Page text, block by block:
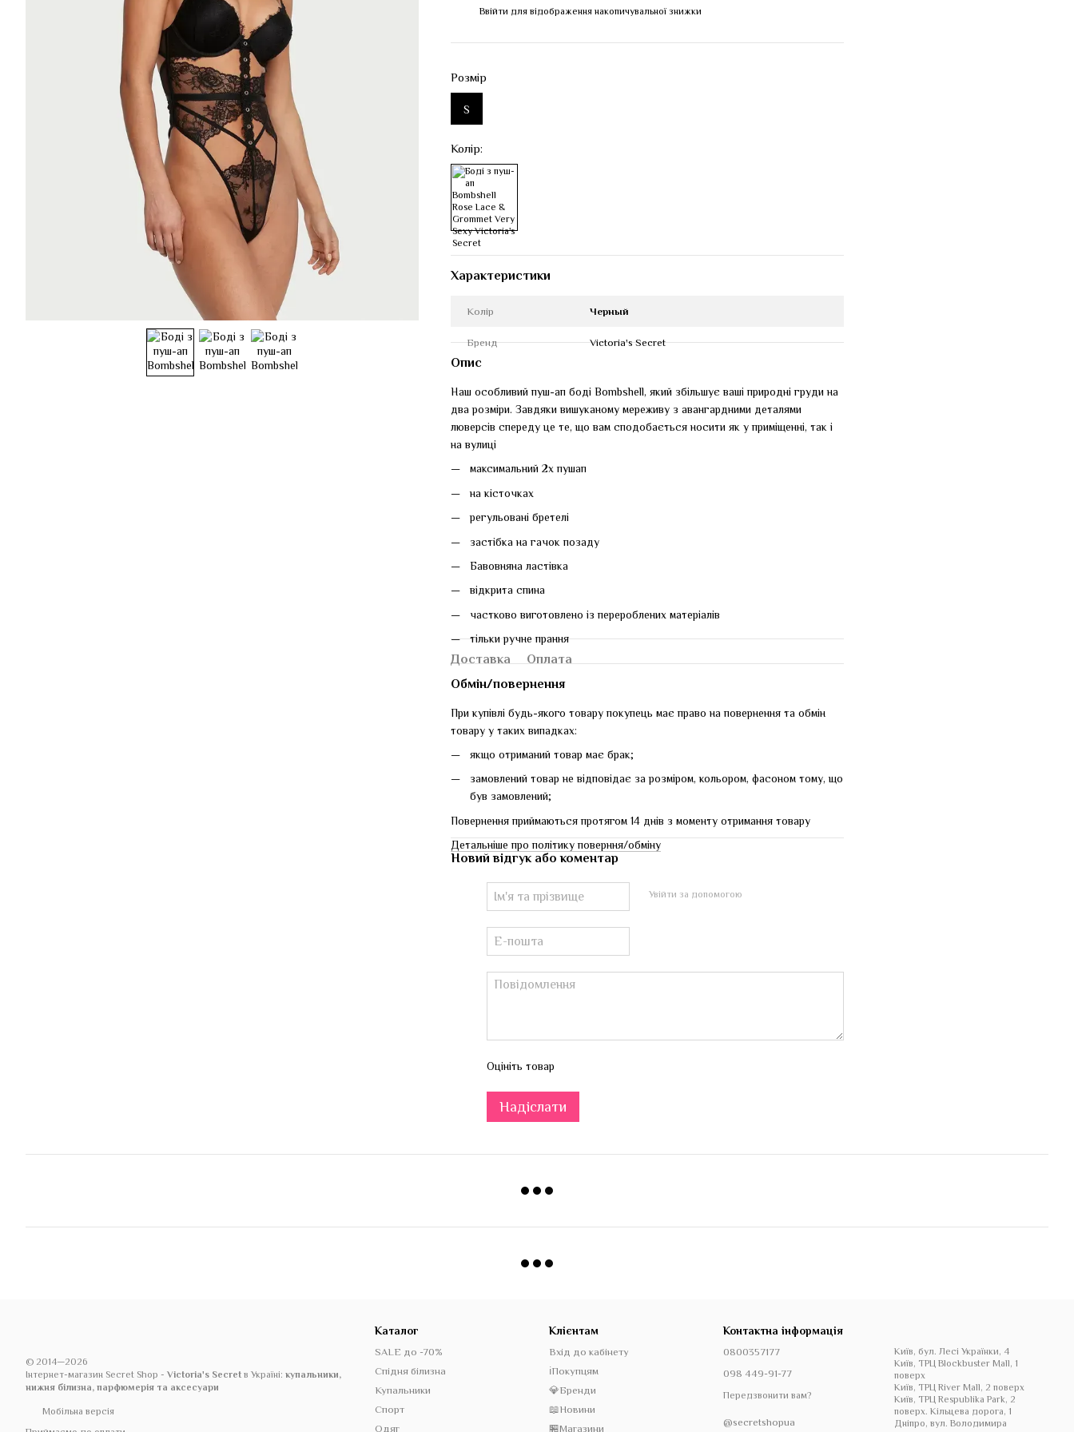
Ввійти для відображення накопичувальної знижки
Розмір
S
Колір:
Характеристики
Колір Черный
Бренд Victoria's Secret
Опис
Наш особливий пуш-ап боді Bombshell, який збільшує ваші природні груди на
два розміри. Завдяки вишуканому мереживу з авангардними деталями
люверсів спереду це те, що вам сподобається носити як у приміщенні, так і
на вулиці
максимальний 2х пушап
на кісточках
регульовані бретелі
застібка на гачок позаду
Бавовняна ластівка
відкрита спина
частково виготовлено із перероблених матеріалів
тільки ручне прання
Доставка
Оплата
Обмін/повернення
При купівлі будь-якого товару покупець має право на повернення та обмін
товару у таких випадках:
якщо отриманий товар має брак;
замовлений товар не відповідає за розміром, кольором, фасоном тому, що
був замовлений;
Повернення приймаються протягом 14 днів з моменту отримання товару
Детальніше про політику поверння/обміну
Новий відгук або коментар
Увійти за допомогою
Оцініть товар
Надіслати
© 2014—2026
Інтернет-магазин Secret Shop - Victoria's Secret в Україні: купальники,
нижня білизна, парфюмерія та аксесуари
Мобільна версія
Каталог
SALE до -70%
Спідня білизна
Купальники
Спорт
Одяг
Клієнтам
Вхід до кабінету
ℹ️Покупцям
💎Бренди
📖Новини
🏪Магазини
Контактна інформація
0800357177
098 449-91-77
Передзвонити вам?
@secretshopua
Київ, бул. Лесі Українки, 4
Київ, ТРЦ Blockbuster Mall, 1
поверх
Київ, ТРЦ River Mall, 2 поверх
Київ, ТРЦ Respublika Park, 2
поверх. Кільцева дорога, 1
Дніпро, вул. Володимира